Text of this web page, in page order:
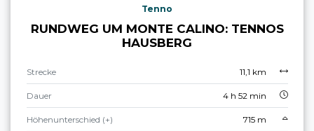
Tenno
RUNDWEG UM MONTE CALINO: TENNOS
HAUSBERG
Strecke 11,1 km
Dauer 4 h 52 min
Höhenunterschied (+) 715 m